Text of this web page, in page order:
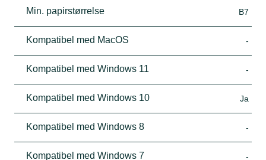
Min. papirstørrelse B7
Kompatibel med MacOS -
Kompatibel med Windows 11 -
Kompatibel med Windows 10 Ja
Kompatibel med Windows 8 -
Kompatibel med Windows 7 -